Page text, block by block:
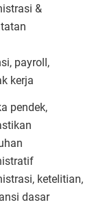
&
payroll,
kerja
pendek,
ketelitian,
dasar